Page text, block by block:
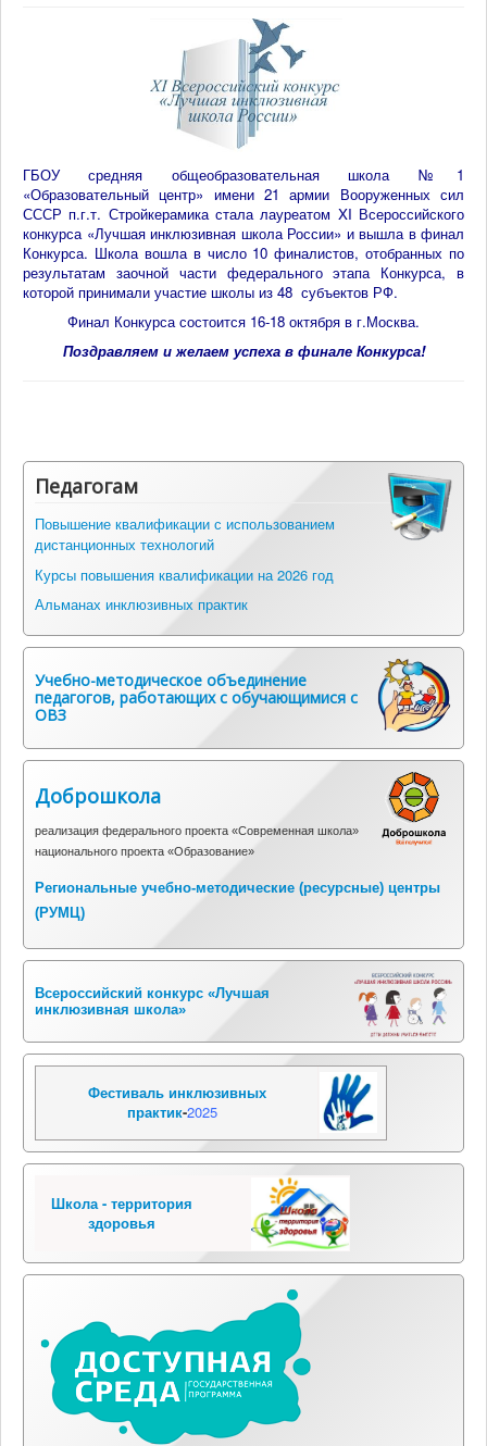
ГБОУ средняя общеобразовательная школа№ 1
«Образовательный центр» имени 21 армии Вооруженных сил
СССР п.г.т. Стройкерамика стала лауреатом XI Всероссийского
конкурса «Лучшая инклюзивная школа России» и вышла в финал
Конкурса. Школа вошла в число 10 финалистов, отобранных по
результатам заочной части федерального этапа Конкурса, в
которой принимали участие школы из 48 субъектов РФ.
Финал Конкурса состоится 16-18 октября в г.Москва.
Поздравляем и желаем успеха в финале Конкурса!
Педагогам
Повышение квалификации с использованием
дистанционных технологий
Курсы повышения квалификации на 2026 год
Альманах инклюзивных практик
Учебно-методическое объединение
педагогов, работающих с обучающимися с
ОВЗ
Доброшкола
реализация федерального проекта «Современная школа»
национального проекта «Образование»
Региональные учебно-методические (ресурсные) центры
(РУМЦ)
Всероссийский конкурс «Лучшая
инклюзивная школа»
Фестиваль инклюзивных
практик-2025
Школа - территория
здоровья